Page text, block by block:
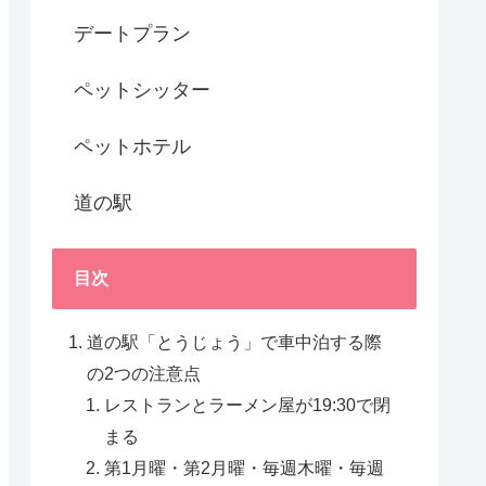
デートプラン
ペットシッター
ペットホテル
道の駅
目次
道の駅「とうじょう」で車中泊する際
の2つの注意点
レストランとラーメン屋が19:30で閉
まる
第1月曜・第2月曜・毎週木曜・毎週